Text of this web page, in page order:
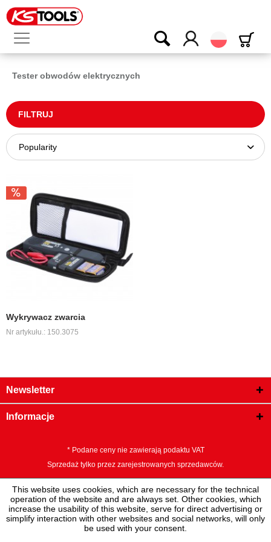
Polski
Tester obwodów elektrycznych
FILTRUJ
Wykrywacz zwarcia
Nr artykułu.: 150.3075
Newsletter
Informacje
* Podane ceny nie zawierają podaktu VAT
Sprzedaż tylko przez zarejestrowanych sprzedawców.
This website uses cookies, which are necessary for the technical
operation of the website and are always set. Other cookies, which
increase the usability of this website, serve for direct advertising or
simplify interaction with other websites and social networks, will only
be used with your consent.